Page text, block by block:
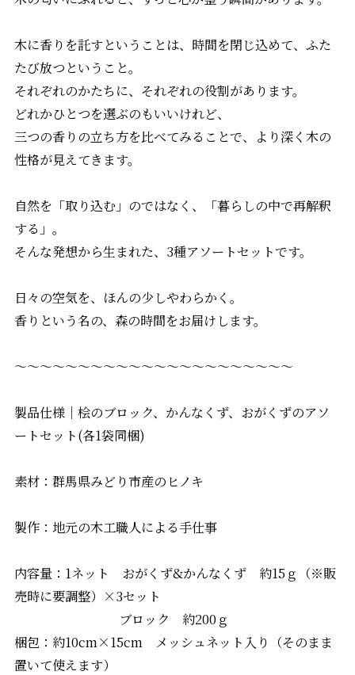
木に香りを託すということは、時間を閉じ込めて、ふた
たび放つということ。
それぞれのかたちに、それぞれの役割があります。
どれかひとつを選ぶのもいいけれど、
三つの香りの立ち方を比べてみることで、より深く木の
性格が見えてきます。
自然を「取り込む」のではなく、「暮らしの中で再解釈
する」。
そんな発想から生まれた、3種アソートセットです。
日々の空気を、ほんの少しやわらかく。
香りという名の、森の時間をお届けします。
～～～～～～～～～～～～～～～～～～～～～～
製品仕様｜桧のブロック、かんなくず、おがくずのアソ
ートセット(各1袋同梱)
素材：群馬県みどり市産のヒノキ
製作：地元の木工職人による手仕事
内容量：1ネット おがくず&かんなくず 約15ｇ（※販
売時に要調整）×3セット
ブロック 約200ｇ
梱包：約10cm×15cm メッシュネット入り（そのまま
置いて使えます）